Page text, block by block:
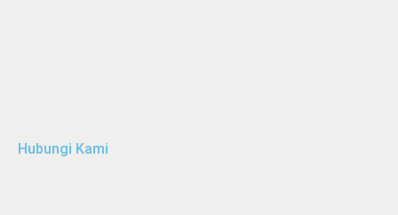
Hubungi Kami